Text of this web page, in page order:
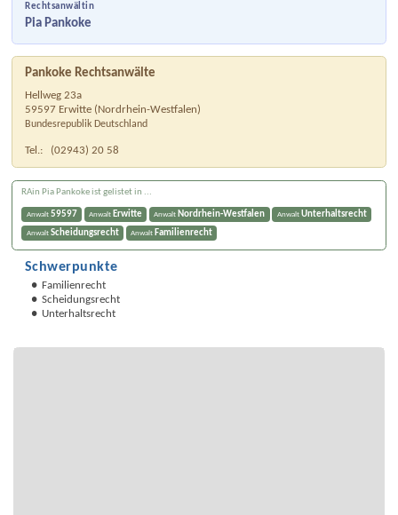
Rechtsanwältin
Pia Pankoke
Pankoke Rechtsanwälte
Hellweg 23a
59597 Erwitte ( Nordrhein-Westfalen)
Bundesrepublik Deutschland
Tel.: (02943) 20 58
RAin Pia Pankoke ist gelistet in ...
Anwalt 59597 Anwalt Erwitte Anwalt Nordrhein-Westfalen Anwalt Unterhaltsrecht
Anwalt Scheidungsrecht Anwalt Familienrecht
Schwerpunkte
Familienrecht
Scheidungsrecht
Unterhaltsrecht